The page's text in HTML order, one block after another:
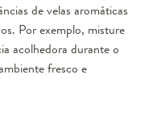
de velas aromáticas
Por exemplo, misture
acolhedora durante o
fresco e